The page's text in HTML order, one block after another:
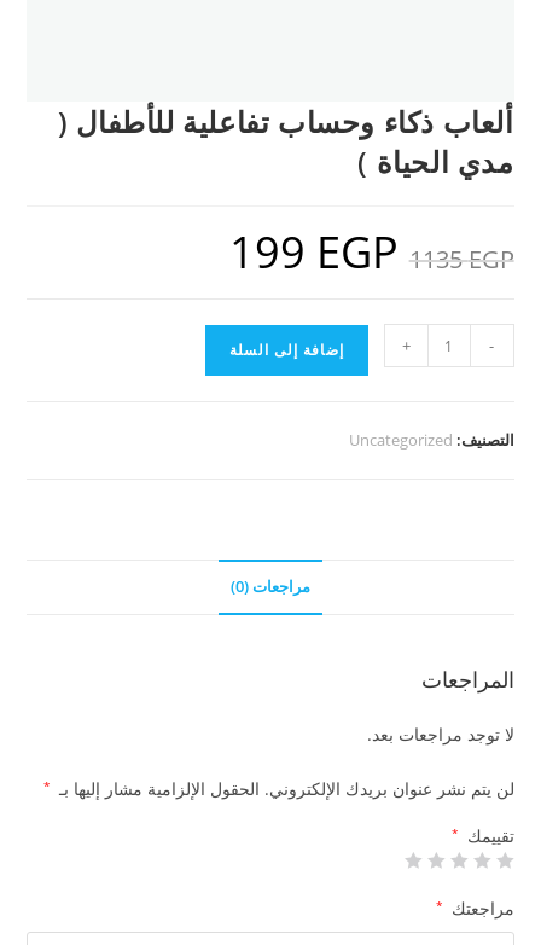
ألعاب ذكاء وحساب تفاعلية للأطفال (
مدي الحياة )
1135EGP
السعر
الأصلي
هو: 199 EGP
ألعاب
وحساب
-
+ إضافة إلى السلة
التصنيف: Uncategorized
مراجعات (0)
المراجعات
لا توجد مراجعات بعد.
لن يتم نشر عنوان بريدك الإلكتروني. الحقول الإلزامية مشار إليها بـ *
تقييمك *
مراجعتك *